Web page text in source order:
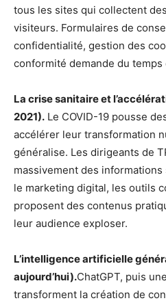
tous les sites qui collectent
visiteurs. Formulaires de
confidentialité, gestion des
conformité demande du
La crise sanitaire et
2021). Le COVID-19 pousse
accélérer leur transformation
généralise. Les dirigeants de
massivement des
le marketing digital, les outils
proposent des contenus
leur audience exploser.
L’intelligence artificielle
aujourd’hui).ChatGPT, puis
transforment la création de